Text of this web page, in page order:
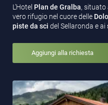
L’Hotel Plan de Gralba, situato
vero rifugio nel cuore delle
piste da sci del Sellaronda e ai
Aggiungi alla richiesta